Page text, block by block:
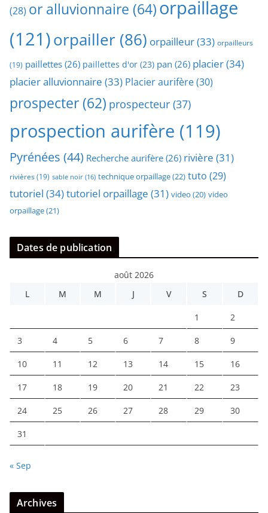
(28) or alluvionnaire (64)orpaillage
(121)orpailler (86) orpailleur(33) orpailleurs
(19) paillettes (26) paillettes d'or (23) pan (26) placier(34)
placier alluvionnaire (33) Placier aurifère(30)
prospecter (62) prospecteur (37)
prospection aurifère (119)
Pyrénées (44) Recherche aurifère (26) rivière (31)
rivières(19) sable noir (16) technique orpaillage(22) tuto (29)
tutoriel (34)tutoriel orpaillage (31) video (20) video
orpaillage(21)
Dates de publication
août 2026
L
M M J V S D
1 2
3 4 5 6 7 8 9
10 11 12 13 14 15 16
17 18 19 20 21 22 23
24 25 26 27 28 29 30
31
« Sep
Archives